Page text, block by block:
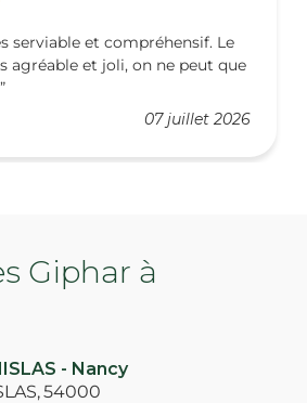
07 juillet 2026
serviable et compréhensif. Le
agréable et joli, on ne peut que
Giphar à
- Nancy
54000